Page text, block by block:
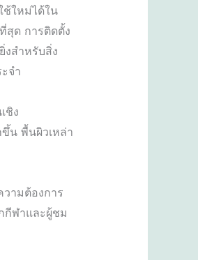
ช้ใหม่ได้ใน
สุด การติดตั้ง
งสำหรับสิ่ง
จำ
ชิง
น พื้นผิวเหล่า
ามต้องการ
กีฬาและผู้ชม